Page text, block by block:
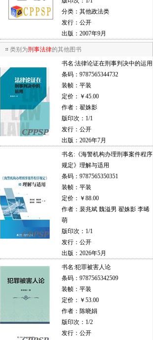
分类：其他政法类
发行：公开
出版：2007年9月
类别为刑事法律的其他图书
书名:法律论证在刑事判决中的运用
条码：9787565344732
装帧：平装
定价：￥45.00
作者：翟姝影
版印次：1/1
发行：公开
出版：2026年7月
书名:《海警机构办理刑事案件程序
规定》理解与适用
条码：9787565350351
装帧：平装
定价：￥88.00
作者：裴兆斌 魏溢男 翟姝影 李晞
萌
版印次：1/1
发行：公开
出版：2026年5月
书名:犯罪被害人论
条码：9787565342509
装帧：平装
定价：￥53.00
作者：陈晓娟
版印次：1/2
发行：公开